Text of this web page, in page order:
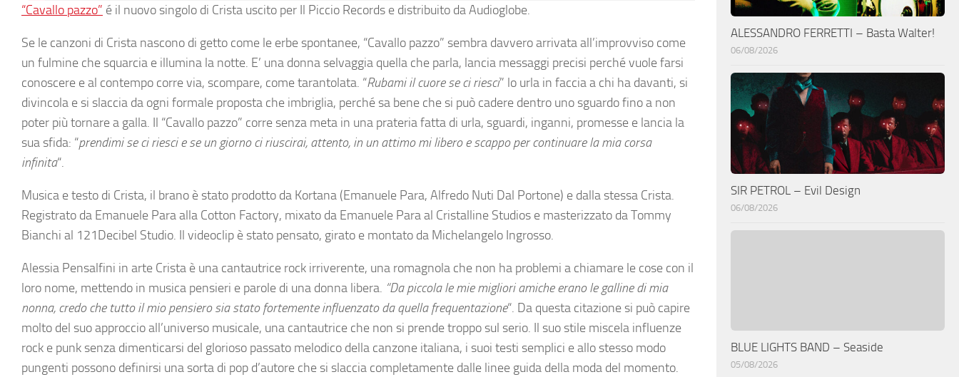
“Cavallo pazzo” é il nuovo singolo di Crista uscito per Il Piccio Records e distribuito da Audioglobe.
Se le canzoni di Crista nascono di getto come le erbe spontanee, “Cavallo pazzo” sembra davvero arrivata all’improvviso come
un fulmine che squarcia e illumina la notte. E’ una donna selvaggia quella che parla, lancia messaggi precisi perché vuole farsi
conoscere e al contempo corre via, scompare, come tarantolata. “Rubami il cuore se ci riesci” lo urla in faccia a chi ha davanti, si
divincola e si slaccia da ogni formale proposta che imbriglia, perché sa bene che si può cadere dentro uno sguardo fino a non
poter più tornare a galla. Il “Cavallo pazzo” corre senza meta in una prateria fatta di urla, sguardi, inganni, promesse e lancia la
sua sfida: “prendimi se ci riesci e se un giorno ci riuscirai, attento, in un attimo mi libero e scappo per continuare la mia corsa
infinita“.
Musica e testo di Crista, il brano è stato prodotto da Kortana (Emanuele Para, Alfredo Nuti Dal Portone) e dalla stessa Crista.
Registrato da Emanuele Para alla Cotton Factory, mixato da Emanuele Para al Cristalline Studios e masterizzato da Tommy
Bianchi al 121Decibel Studio. Il videoclip è stato pensato, girato e montato da Michelangelo Ingrosso.
Alessia Pensalfini in arte Crista è una cantautrice rock irriverente, una romagnola che non ha problemi a chiamare le cose con il
loro nome, mettendo in musica pensieri e parole di una donna libera. “Da piccola le mie migliori amiche erano le galline di mia
nonna, credo che tutto il mio pensiero sia stato fortemente influenzato da quella frequentazione“. Da questa citazione si può capire
molto del suo approccio all’universo musicale, una cantautrice che non si prende troppo sul serio. Il suo stile miscela influenze
rock e punk senza dimenticarsi del glorioso passato melodico della canzone italiana, i suoi testi semplici e allo stesso modo
pungenti possono definirsi una sorta di pop d’autore che si slaccia completamente dalle linee guida della moda del momento.
ALESSANDRO FERRETTI – Basta Walter!
06/08/2026
SIR PETROL – Evil Design
06/08/2026
BLUE LIGHTS BAND – Seaside
05/08/2026